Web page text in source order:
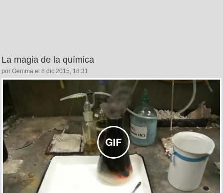
La magia de la química
por Gemma el 8 dic 2015, 18:31